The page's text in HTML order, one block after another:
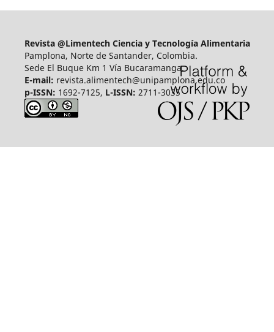
Revista @Limentech Ciencia y Tecnología Alimentaria
Pamplona, Norte de Santander, Colombia.
Sede El Buque Km 1 Vía Bucaramanga.
E-mail: revista.alimentech@unipamplona.edu.co
p-ISSN: 1692-7125, L-ISSN: 2711-3035